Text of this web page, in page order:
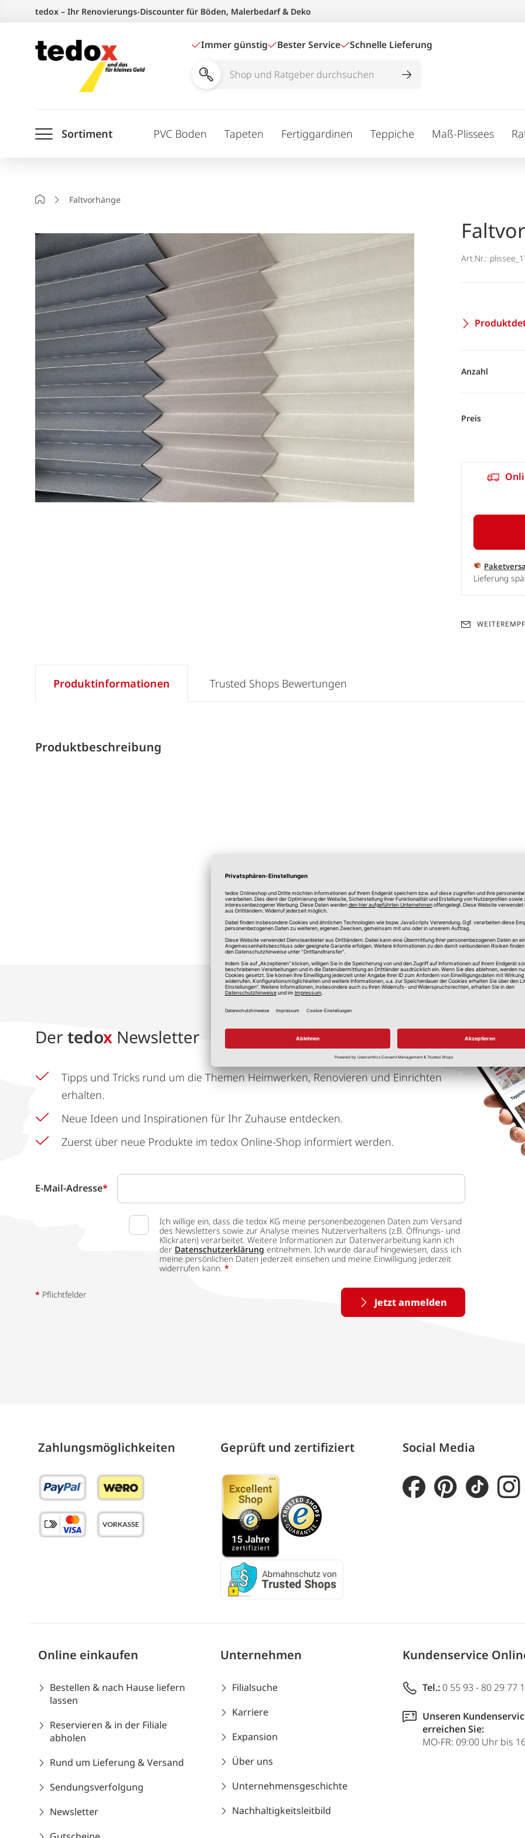
springen
tedox – Ihr Renovierungs-Discounter für Böden, Malerbedarf & Deko
Immer günstig Bester Service Schnelle Lieferung
Shop
durchsuchen
Sortiment PVC Boden Tapeten Fertiggardinen Teppiche Maß-Plissees
StartseiteFaltvorhänge
Art.Nr.:
Anzahl
Preis
Lieferung
Produktinformationen
Produktbeschreibung
Trusted Shops Bewertungen
*Alle Preise in Euro, inkl. gesetzlicher Mehrwertsteuer, zzgl.
Der tedox Newsletter
Tipps und Tricks rund um die Themen Heimwerken, Renovieren und Einrichten
erhalten.
Neue Ideen und Inspirationen für Ihr Zuhause entdecken.
Zuerst über neue Produkte im tedox Online-Shop informiert werden.
E-Mail-Adresse*
Ich willige ein, dass die tedox KG meine personenbezogenen Daten zum Versand
des Newsletters sowie zur Analyse meines Nutzerverhaltens (z.B. Öffnungs- und
Klickraten) verarbeitet. Weitere Informationen zur Datenverarbeitung kann ich
der Datenschutzerklärung entnehmen. Ich wurde darauf hingewiesen, dass ich
meine persönlichen Daten jederzeit einsehen und meine Einwilligung jederzeit
widerrufen kann. *
Jetzt anmelden
* Pflichtfelder
Zahlungs­möglich­keiten Geprüft und zertifiziert Social Media
Online einkaufen
Bestellen & nach Hause liefern
lassen
Reservieren & in der Filiale
abholen
Rund um Lieferung & Versand
Sendungsverfolgung
Newsletter
Unternehmen
Filialsuche
Karriere
Expansion
Über uns
Unternehmensgeschichte
Nachhaltigkeitsleitbild
Kundenservice
Tel.: 0 55 93 - 80 29 77
Unseren
erreichen Sie:
MO-FR: 09:00 Uhr bis